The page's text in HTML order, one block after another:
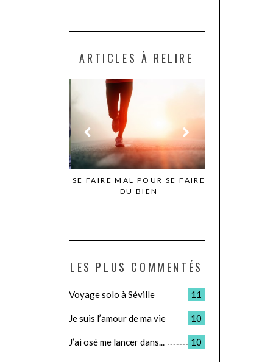
ARTICLES À RELIRE
SE FAIRE MAL POUR SE FAIRE
DU BIEN
LES PLUS COMMENTÉS
11
Voyage solo à Séville
10
Je suis l’amour de ma vie
10
J’ai osé me lancer dans...